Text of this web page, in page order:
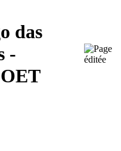
das
-